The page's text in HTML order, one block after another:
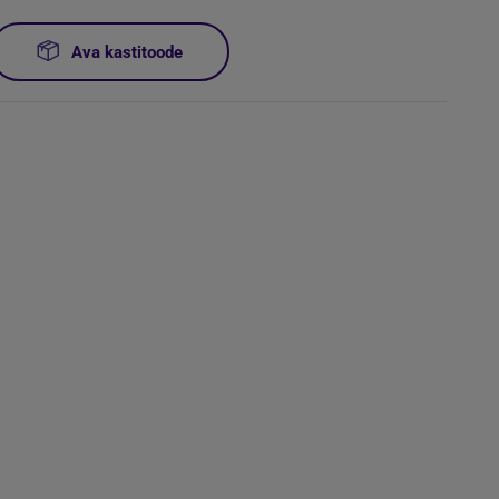
Ava kastitoode